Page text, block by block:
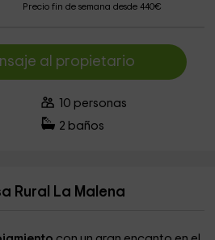
Precio fin de semana desde 440€
al propietario
10 personas
2 baños
Rural La Malena